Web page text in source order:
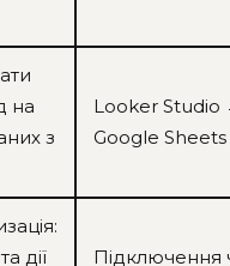
на
з
Looker
Google Sheets
дії
Підключення